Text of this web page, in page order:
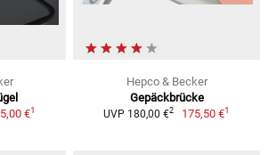
€1
Hepco & Becker
Gepäckbrücke
UVP 180,00 €2 175,50 €1